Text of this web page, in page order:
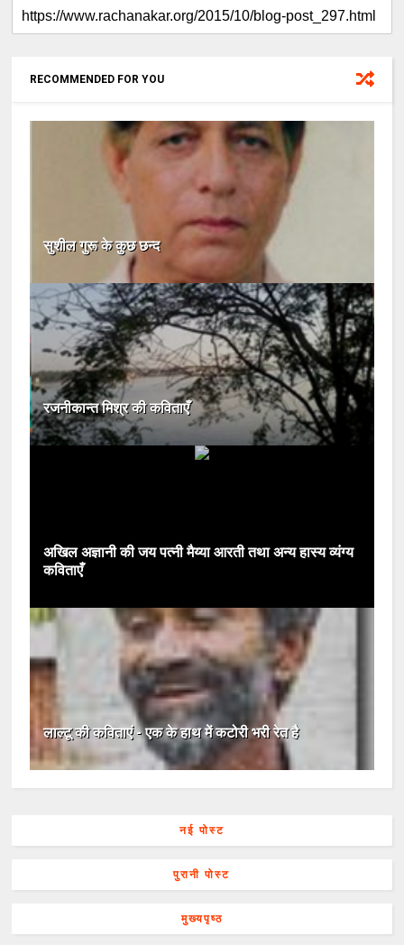
RECOMMENDED FOR YOU
सुशील गुरू के कुछ छन्‍द
रजनीकान्त मिश्र की कविताएँ
अखिल अज्ञानी की जय पत्नी मैय्या आरती तथा अन्य हास्य व्यंग्य
कविताएँ
लाल्टू की कविताएं - एक के हाथ में कटोरी भरी रेत है
नई पोस्ट
पुरानी पोस्ट
मुख्यपृष्ठ